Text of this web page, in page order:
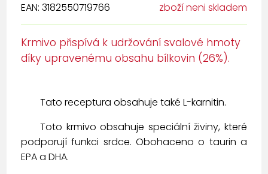
zboží neni skladem
EAN: 3182550719766
Krmivo přispívá k udržování svalové hmoty
díky upravenému obsahu bílkovin (26%).
Tato receptura obsahuje také L-karnitin.
Toto krmivo obsahuje speciální živiny, které
podporují funkci srdce. Obohaceno o taurin a
EPA a DHA.